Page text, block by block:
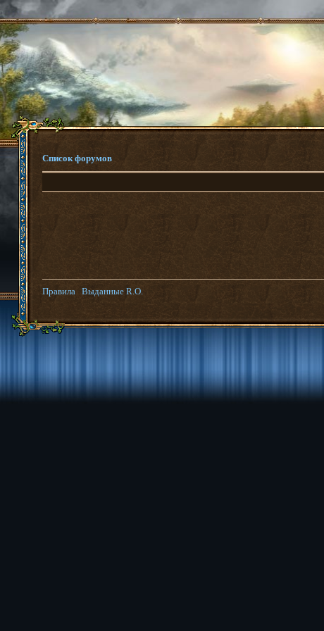
Список форумов
Правила Выданные R.O.